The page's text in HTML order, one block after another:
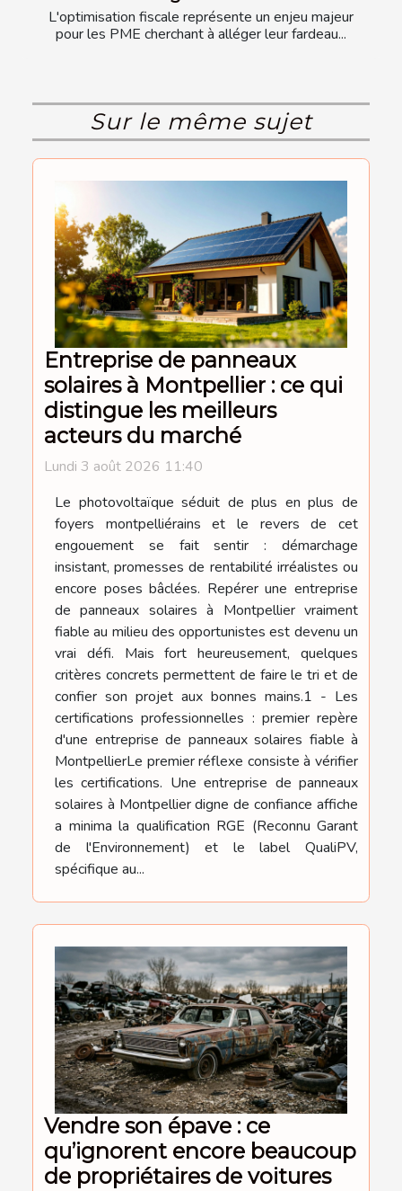
L'optimisation fiscale représente un enjeu majeur
pour les PME cherchant à alléger leur fardeau...
Sur le même sujet
Entreprise de panneaux
solaires à Montpellier : ce qui
distingue les meilleurs
acteurs du marché
Lundi 3 août 2026 11:40
Le photovoltaïque séduit de plus en plus de
foyers montpelliérains et le revers de cet
engouement se fait sentir : démarchage
insistant, promesses de rentabilité irréalistes ou
encore poses bâclées. Repérer une entreprise
de panneaux solaires à Montpellier vraiment
fiable au milieu des opportunistes est devenu un
vrai défi. Mais fort heureusement, quelques
critères concrets permettent de faire le tri et de
confier son projet aux bonnes mains.1 - Les
certifications professionnelles : premier repère
d'une entreprise de panneaux solaires fiable à
MontpellierLe premier réflexe consiste à vérifier
les certifications. Une entreprise de panneaux
solaires à Montpellier digne de confiance affiche
a minima la qualification RGE (Reconnu Garant
de l'Environnement) et le label QualiPV,
spécifique au...
Vendre son épave : ce
qu’ignorent encore beaucoup
de propriétaires de voitures